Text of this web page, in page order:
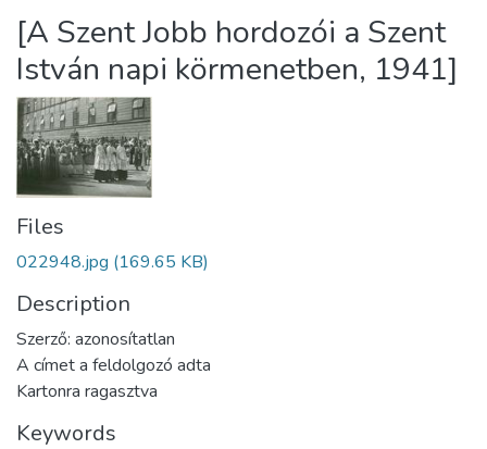
Statistics
About us
[A Szent Jobb hordozói a Szent
István napi körmenetben, 1941]
Files
022948.jpg (169.65 KB)
Description
Szerző: azonosítatlan
A címet a feldolgozó adta
Kartonra ragasztva
Keywords